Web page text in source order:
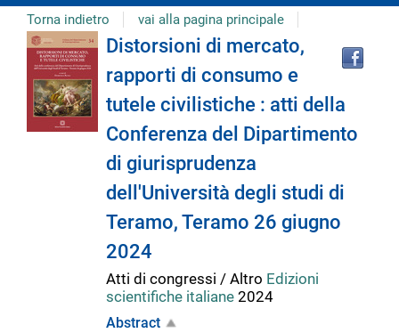
Torna indietro vai alla pagina principale
Dettaglio
del
documento
Distorsioni di mercato,
rapporti di consumo e
tutele civilistiche : atti della
Conferenza del Dipartimento
di giurisprudenza
dell'Università degli studi di
Teramo, Teramo 26 giugno
2024
Atti di congressi / Altro Edizioni
scientifiche italiane 2024
Abstract